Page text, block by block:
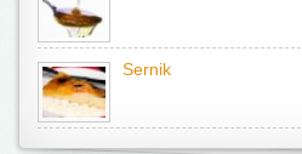
Sernik